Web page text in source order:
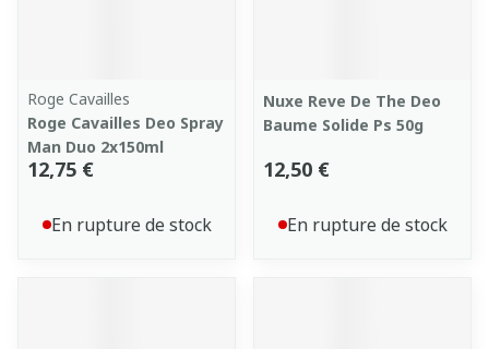
Roge Cavailles
Roge Cavailles Deo Spray
Man Duo 2x150ml
12,75 €
En rupture de stock
Nuxe Reve De The Deo
Baume Solide Ps 50g
12,50 €
En rupture de stock